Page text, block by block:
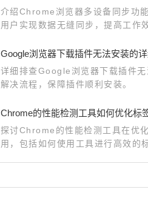
介绍Chrome浏览器多设备同步功
用户实现数据无缝同步，提高工作
Google浏览器下载插件无法安装的
详细排查Google浏览器下载插件
解决流程，保障插件顺利安装。
Chrome的性能检测工具如何优化标
探讨Chrome的性能检测工具在优
用，包括如何使用工具进行高效的